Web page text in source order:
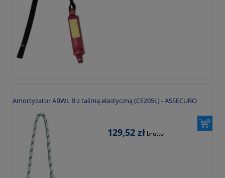
Amortyzator ABWL B z taśmą elastyczną (CE205L) - ASSECURO
129,52 zł brutto